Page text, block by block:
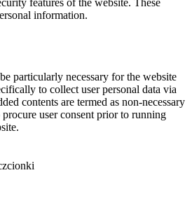
information.
particularly necessary for the website
to collect user personal data via
contents are termed as non-necessary
user consent prior to running